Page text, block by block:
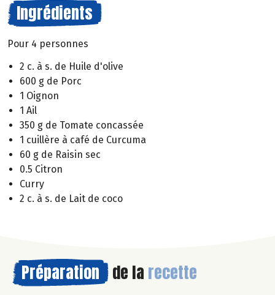
Ingrédients
Pour 4 personnes
2 c. à s. de Huile d'olive
600 g de Porc
1 Oignon
1 Ail
350 g de Tomate concassée
1 cuillère à café de Curcuma
60 g de Raisin sec
0.5 Citron
Curry
2 c. à s. de Lait de coco
Préparation de la recette